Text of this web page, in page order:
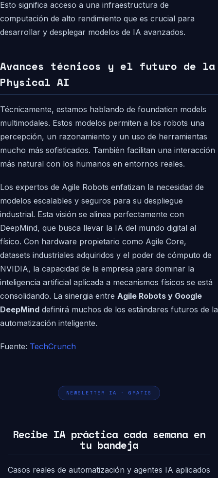
Esto significa acceso a una infraestructura de
computación de alto rendimiento que es crucial para
desarrollar y desplegar modelos de IA avanzados.
Avances técnicos y el futuro de la
Physical AI
Técnicamente, estamos hablando de foundation models
multimodales. Estos modelos permiten a los robots una
percepción, un razonamiento y un uso de herramientas
mucho más sofisticados. También facilitan una interacción
más natural con los humanos en entornos reales.
Los expertos de Agile Robots enfatizan la necesidad de
modelos escalables y seguros para su despliegue
industrial. Esta visión se alinea perfectamente con
DeepMind, que busca llevar la IA del mundo digital al
físico. Con hardware propietario como Agile Core,
datasets industriales adquiridos y el poder de cómputo de
NVIDIA, la capacidad de la empresa para dominar la
inteligencia artificial aplicada a mecanismos físicos se está
consolidando. La sinergia entre Agile Robots y Google
DeepMind definirá muchos de los estándares futuros de la
automatización inteligente.
Fuente: TechCrunch
NEWSLETTER IA · GRATIS
Recibe IA práctica cada semana en
tu bandeja
Casos reales de automatización y agentes IA aplicados